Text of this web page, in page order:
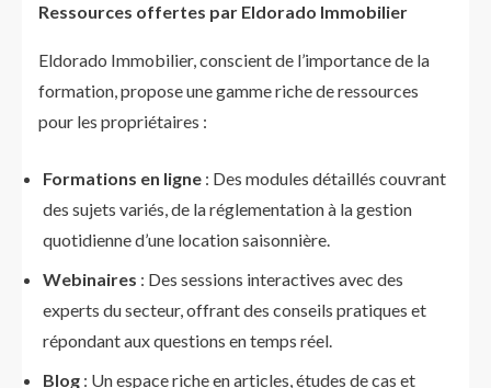
Ressources offertes par Eldorado Immobilier
Eldorado Immobilier, conscient de l’importance de la
formation, propose une gamme riche de ressources
pour les propriétaires :
Formations en ligne : Des modules détaillés couvrant
des sujets variés, de la réglementation à la gestion
quotidienne d’une location saisonnière.
Webinaires : Des sessions interactives avec des
experts du secteur, offrant des conseils pratiques et
répondant aux questions en temps réel.
Blog : Un espace riche en articles, études de cas et